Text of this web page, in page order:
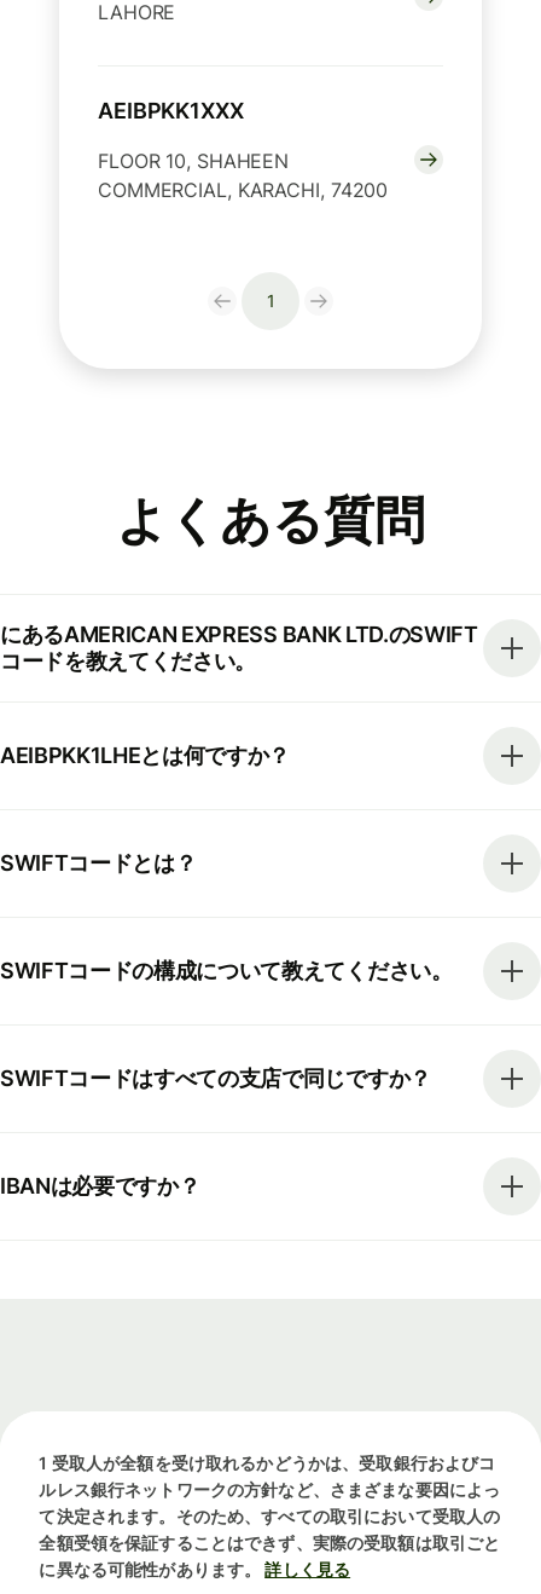
LAHORE
AEIBPKK1XXX
FLOOR 10, SHAHEEN
COMMERCIAL, KARACHI, 74200
1
よくある質問
にあるAMERICAN EXPRESS BANK LTD.のSWIFT
コードを教えてください。
AEIBPKK1LHEとは何ですか？
SWIFTコードとは？
SWIFTコードの構成について教えてください。
SWIFTコードはすべての支店で同じですか？
IBANは必要ですか？
1 受取人が全額を受け取れるかどうかは、受取銀行およびコ
ルレス銀行ネットワークの方針など、さまざまな要因によっ
て決定されます。そのため、すべての取引において受取人の
全額受領を保証することはできず、実際の受取額は取引ごと
に異なる可能性があります。
詳しく見る